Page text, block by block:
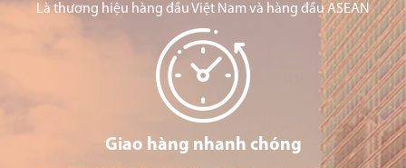
Là thương hiệu hàng đầu Việt Nam và hàng đầu ASEAN
Giao hàng nhanh chóng